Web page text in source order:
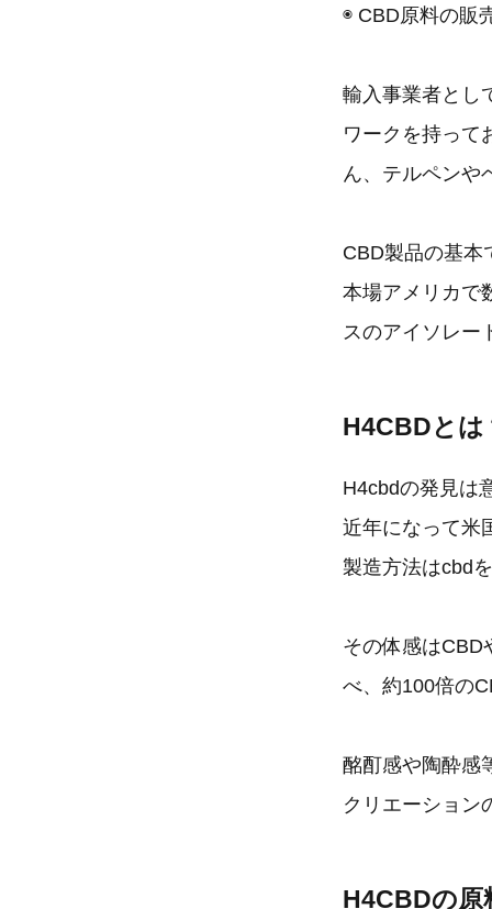
◉ CBD原料の販
輸入事業者とし
ワークを持って
ん、テルペンや
CBD製品の基本
本場アメリカで
スのアイソレー
H4CBDとは
H4cbdの発見は
近年になって米
製造方法はcbd
その体感はCBD
べ、約100倍の
酩酊感や陶酔感
クリエーション
H4CBDの原